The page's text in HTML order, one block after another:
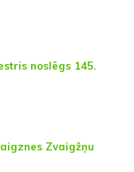
noslēgs 145.
Zvaigžņu